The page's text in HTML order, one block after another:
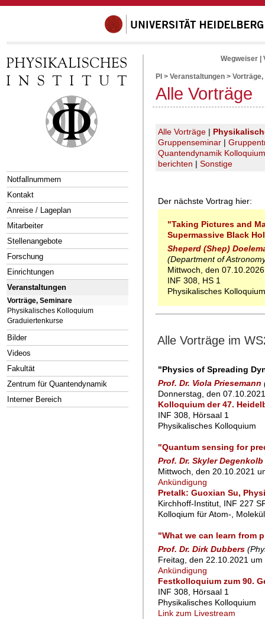
Notfallnummern
Kontakt
Anreise / Lageplan
Mitarbeiter
Stellenangebote
Forschung
Einrichtungen
Veranstaltungen
Vorträge, Seminare
Physikalisches Kolloquium
Graduiertenkurse
Bilder
Videos
Fakultät
Zentrum für Quantendynamik
Interner Bereich
Wegweiser
PI > Veranstaltungen > Vorträge,
Alle Vorträge
Alle Vorträge |
Gruppenseminar |
Quantendynamik Kolloquium
berichten | Sonstige
Der nächste Vortrag hier:
"Taking Pictures and
Supermassive Black
Sheperd (Shep)
(Department of
Mittwoch, den
INF 308, HS 1
Physikalisches Kolloquium
Alle Vorträge im
"Physics of Spreading
Prof. Dr. Viola Priesemann
Donnerstag, den
Kolloquium der 47.
INF 308, Hörsaal 1
Physikalisches Kolloquium
"Quantum sensing for
Prof. Dr. Skyler Degenkolb
Mittwoch, den 20.10.2021
Ankündigung
Pretalk: Guoxian Su,
Kirchhoff-Institut, INF 227
Kolloqium für Atom-,
"What we can learn from
Prof. Dr. Dirk Dubbers
Freitag, den 22.10.2021
Ankündigung
Festkolloquium zum 90.
INF 308, Hörsaal 1
Physikalisches Kolloquium
Link zum Livestream